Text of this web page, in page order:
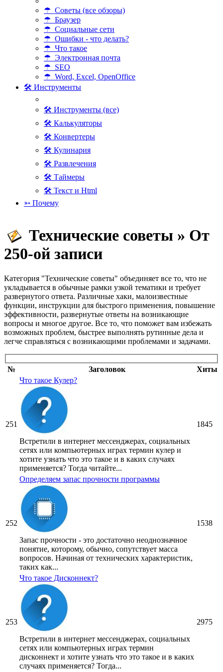
☂ Советы (все обзоры)
☂ Браузер
☂ Социальные сети
☂ Ошибки - что делать?
☂ Что такое
☂ Электронная почта
☂ SEO
☂ Word, Excel, OpenOffice
🛠 Инструменты
🛠 Инструменты (все)
🛠 Калькуляторы
🛠 Конвертеры
🛠 Кулинария
🛠 Развлечения
🛠 Таймеры
🛠 Текст и Html
➳ Почему
Технические советы » От
250-ой записи
Категория "Технические советы" объединяет все то, что не
укладывается в обычные рамки узкой тематики и требует
развернутого ответа. Различные хаки, малоизвестные
функции, инструкции для быстрого применения, повышение
эффективности, развернутые ответы на возникающие
вопросы и многое другое. Все то, что поможет вам избежать
возможных проблем, быстрее выполнять рутинные дела и
легче справляться с возникающими проблемами и задачами.
№ Заголовок Хиты
251
Что такое Кулер?
Встретили в интернет мессенджерах, социальных
сетях или компьютерных играх термин кулер и
хотите узнать что это такое и в каких случаях
применяется? Тогда читайте...
1845
252
Определяем запас прочности программы
Запас прочности - это достаточно неоднозначное
понятие, которому, обычно, сопутствует масса
вопросов. Начиная от технических характеристик,
таких как...
1538
253
Что такое Дисконнект?
Встретили в интернет мессенджерах, социальных
сетях или компьютерных играх термин
дисконнект и хотите узнать что это такое и в каких
случаях применяется? Тогда...
2975